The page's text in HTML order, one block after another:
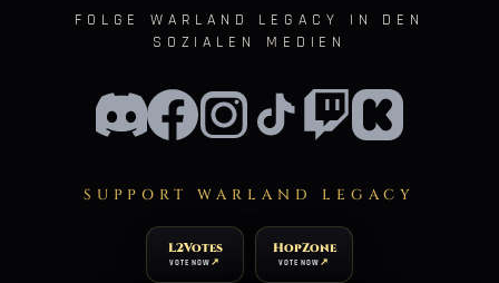
FOLGE WARLAND LEGACY IN DEN
SOZIALEN MEDIEN
SUPPORT WARLAND LEGACY
L2Votes
VOTE NOW
HopZone
VOTE NOW